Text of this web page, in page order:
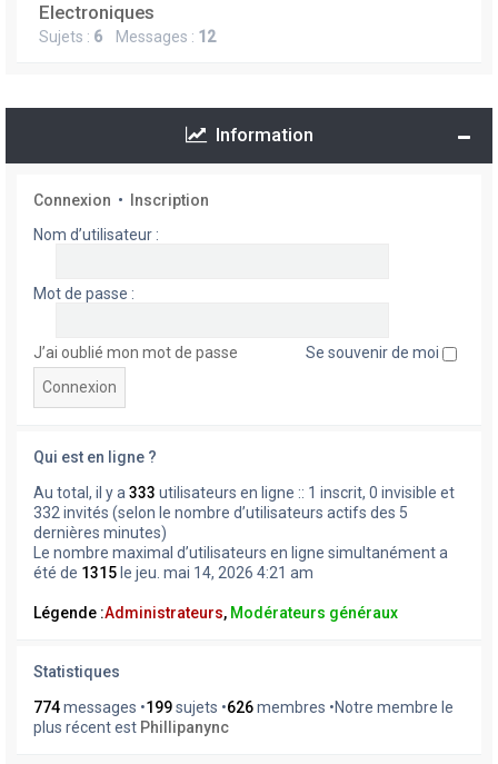
Electroniques
Sujets : 6 Messages : 12
Information
Connexion •
Inscription
Nom d’utilisateur :
Mot de passe :
J’ai oublié mon mot de passe Se souvenir de moi
Qui est en ligne ?
Au total, il y a 333 utilisateurs en ligne :: 1 inscrit, 0 invisible et
332 invités (selon le nombre d’utilisateurs actifs des 5
dernières minutes)
Le nombre maximal d’utilisateurs en ligne simultanément a
été de 1315 le jeu. mai 14, 2026 4:21 am
Légende :Administrateurs, Modérateurs généraux
Statistiques
774messages •199sujets •626membres •Notre membre le
plus récent est Phillipanync